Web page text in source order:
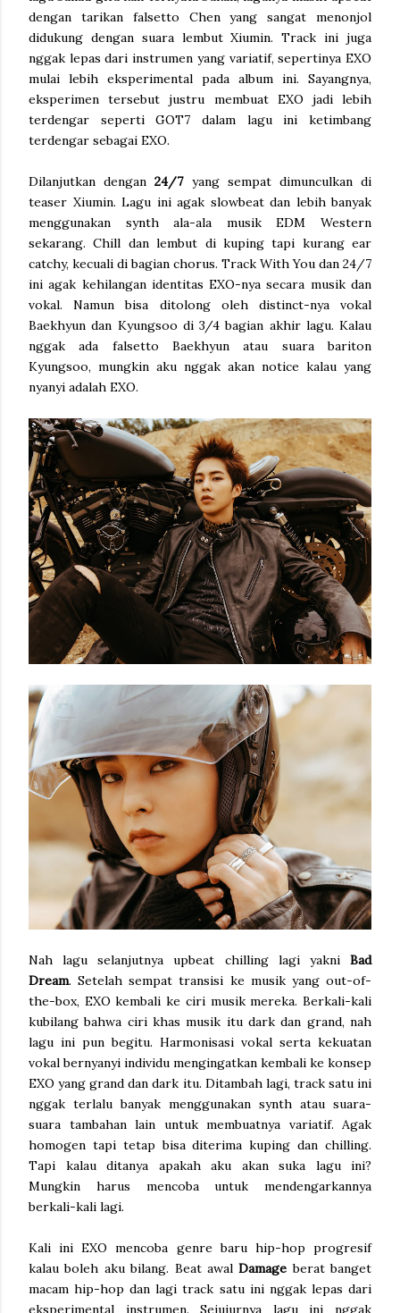
dengan tarikan falsetto Chen yang sangat menonjol
didukung dengan suara lembut Xiumin. Track ini juga
nggak lepas dari instrumen yang variatif, sepertinya EXO
mulai lebih eksperimental pada album ini. Sayangnya,
eksperimen tersebut justru membuat EXO jadi lebih
terdengar seperti GOT7 dalam lagu ini ketimbang
terdengar sebagai EXO.
Dilanjutkan dengan 24/7yang sempat dimunculkan di
teaser Xiumin. Lagu ini agak slowbeat dan lebih banyak
menggunakan synth ala-ala musik EDM Western
sekarang. Chill dan lembut di kuping tapi kurang ear
catchy, kecuali di bagian chorus. Track With You dan 24/7
ini agak kehilangan identitas EXO-nya secara musik dan
vokal. Namun bisa ditolong oleh distinct-nya vokal
Baekhyun dan Kyungsoo di 3/4 bagian akhir lagu. Kalau
nggak ada falsetto Baekhyun atau suara bariton
Kyungsoo, mungkin aku nggak akan notice kalau yang
nyanyi adalah EXO.
Nah lagu selanjutnya upbeat chilling lagi yakni Bad
Dream. Setelah sempat transisi ke musik yang out-of-
the-box, EXO kembali ke ciri musik mereka. Berkali-kali
kubilang bahwa ciri khas musik itu dark dan grand, nah
lagu ini pun begitu. Harmonisasi vokal serta kekuatan
vokal bernyanyi individu mengingatkan kembali ke konsep
EXO yang grand dan dark itu. Ditambah lagi, track satu ini
nggak terlalu banyak menggunakan synth atau suara-
suara tambahan lain untuk membuatnya variatif. Agak
homogen tapi tetap bisa diterima kuping dan chilling.
Tapi kalau ditanya apakah aku akan suka lagu ini?
Mungkin harus mencoba untuk mendengarkannya
berkali-kali lagi.
Kali ini EXO mencoba genre baru hip-hop progresif
kalau boleh aku bilang. Beat awalDamage berat banget
macam hip-hop dan lagi track satu ini nggak lepas dari
eksperimental instrumen. Sejujurnya lagu ini nggak